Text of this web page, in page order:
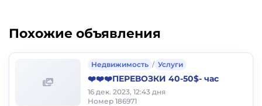
Похожие объявления
Недвижимость / Услуги
❤️❤️❤️ПЕРЕВОЗКИ 40-50$- час
16 дек. 2023, 12:43 дня
Номер 186971